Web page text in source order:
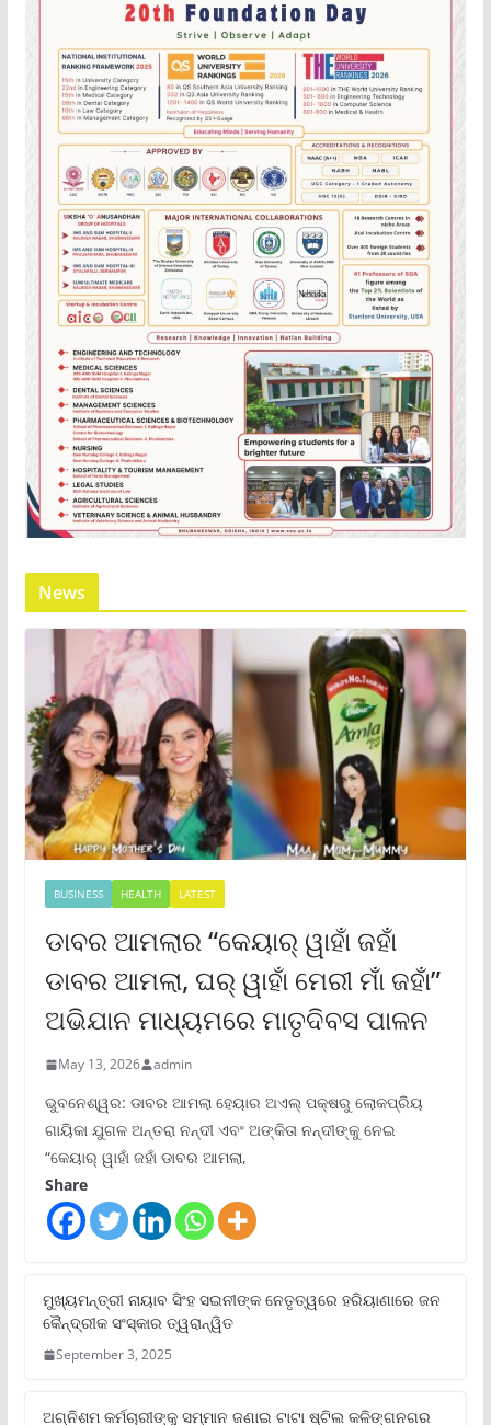
News
BUSINESS HEALTH LATEST
ଡାବର ଆମଲାର “କେୟାର୍ ୱାହାଁ ଜହାଁ
ଡାବର ଆମଲା, ଘର୍ ୱାହାଁ ମେରୀ ମାଁ ଜହାଁ”
ଅଭିଯାନ ମାଧ୍ୟମରେ ମାତୃଦିବସ ପାଳନ
May 13, 2026 admin
ଭୁବନେଶ୍ୱର: ଡାବର ଆମଲା ହେୟାର ଅଏଲ୍ ପକ୍ଷରୁ ଲୋକପ୍ରିୟ
ଗାୟିକା ଯୁଗଳ ଅନ୍ତରା ନନ୍ଦୀ ଏବଂ ଅଙ୍କିତା ନନ୍ଦୀଙ୍କୁ ନେଇ
“କେୟାର୍ ୱାହାଁ ଜହାଁ ଡାବର ଆମଲା,
Share
ମୁଖ୍ୟମନ୍ତ୍ରୀ ନାୟାବ ସିଂହ ସଇନୀଙ୍କ ନେତୃତ୍ୱରେ ହରିୟାଣାରେ ଜନ
କୈନ୍ଦ୍ରୀକ ସଂସ୍କାର ତ୍ୱରାନ୍ୱିତ
September 3, 2025
ଅଗ୍ନିଶମ କର୍ମଚାରୀଙ୍କୁ ସମ୍ମାନ ଜଣାଇ ଟାଟା ଷ୍ଟିଲ କଳିଙ୍ଗନଗର